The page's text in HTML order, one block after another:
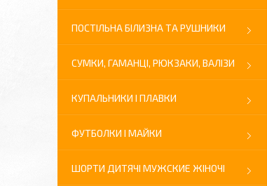
ПОСТІЛЬНА БІЛИЗНА ТА РУШНИКИ
СУМКИ, ГАМАНЦІ, РЮКЗАКИ, ВАЛІЗИ
КУПАЛЬНИКИ І ПЛАВКИ
ФУТБОЛКИ І МАЙКИ
ШОРТИ ДИТЯЧІ МУЖСКИЕ ЖІНОЧІ